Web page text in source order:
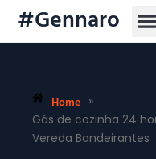
#Gennaro
Home »
Gás de cozinha 24
Vereda Bandeirantes